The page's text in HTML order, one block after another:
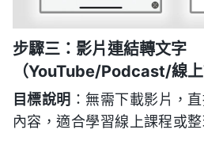
步驟三：影片連結轉文字
（YouTube/Podcast/線上
目標說明 ：無需下載影片，
內容，適合學習線上課程或整